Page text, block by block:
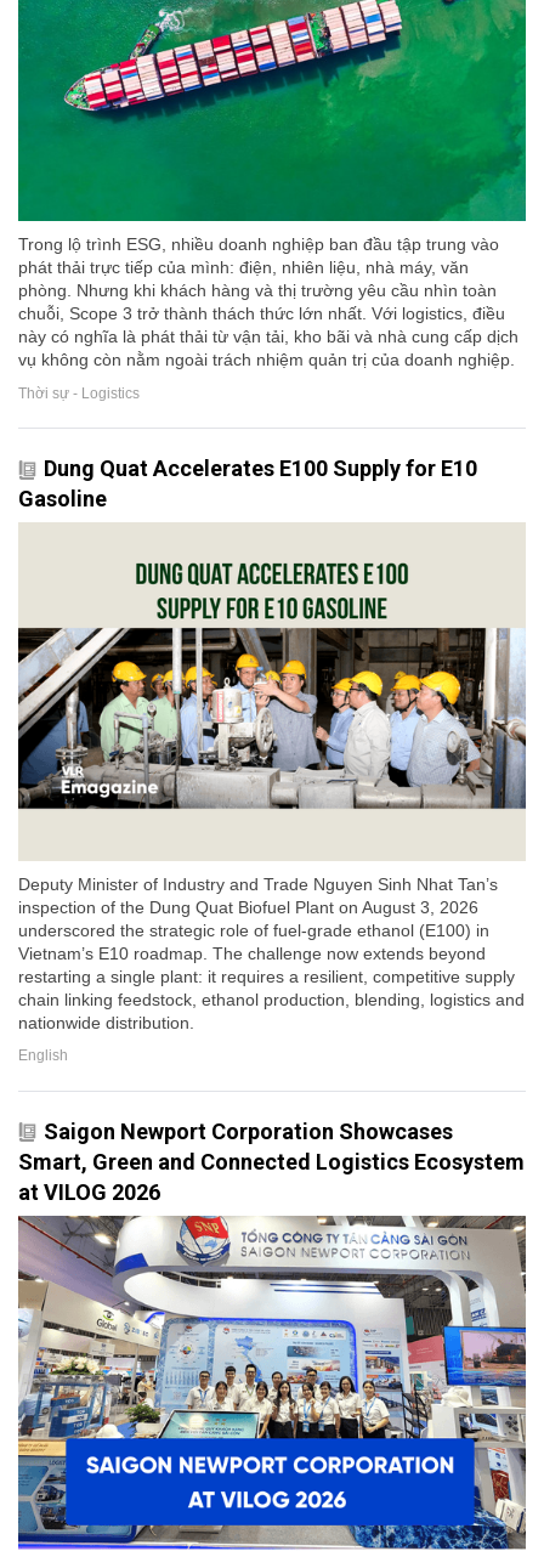
Trong lộ trình ESG, nhiều doanh nghiệp ban đầu tập trung vào
phát thải trực tiếp của mình: điện, nhiên liệu, nhà máy, văn
phòng. Nhưng khi khách hàng và thị trường yêu cầu nhìn toàn
chuỗi, Scope 3 trở thành thách thức lớn nhất. Với logistics, điều
này có nghĩa là phát thải từ vận tải, kho bãi và nhà cung cấp dịch
vụ không còn nằm ngoài trách nhiệm quản trị của doanh nghiệp.
Thời sự - Logistics
Dung Quat Accelerates E100 Supply for E10
Gasoline
Deputy Minister of Industry and Trade Nguyen Sinh Nhat Tan’s
inspection of the Dung Quat Biofuel Plant on August 3, 2026
underscored the strategic role of fuel-grade ethanol (E100) in
Vietnam’s E10 roadmap. The challenge now extends beyond
restarting a single plant: it requires a resilient, competitive supply
chain linking feedstock, ethanol production, blending, logistics and
nationwide distribution.
English
Saigon Newport Corporation Showcases
Smart, Green and Connected Logistics Ecosystem
at VILOG 2026